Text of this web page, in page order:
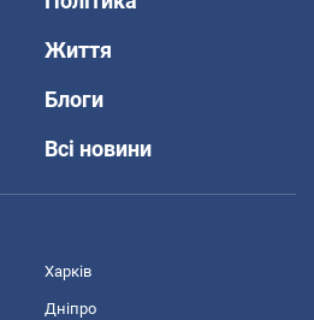
Життя
Блоги
Всі новини
Харків
Дніпро